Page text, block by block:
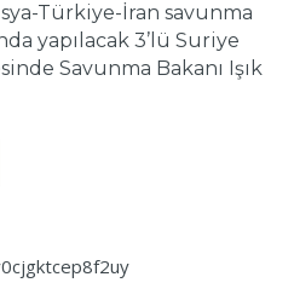
Türkiye-İran savunma
yapılacak 3’lü Suriye
Savunma Bakanı Işık